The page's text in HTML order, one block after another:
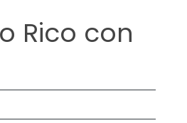
Rico con